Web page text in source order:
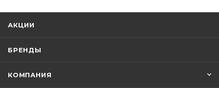
АКЦИИ
БРЕНДЫ
КОМПАНИЯ